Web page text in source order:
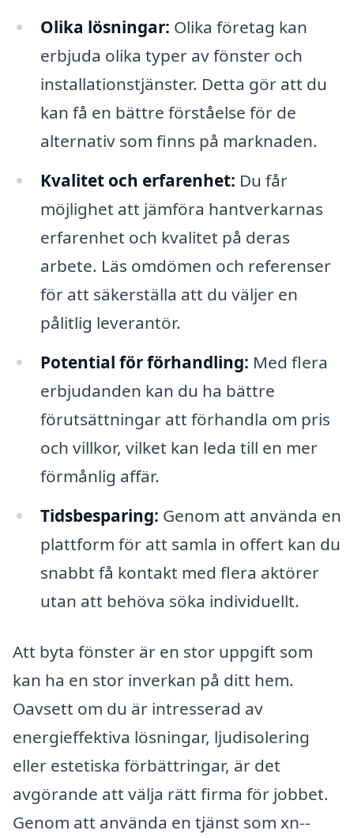
Olika lösningar: Olika företag kan
erbjuda olika typer av fönster och
installationstjänster. Detta gör att du
kan få en bättre förståelse för de
alternativ som finns på marknaden.
Kvalitet och erfarenhet: Du får
möjlighet att jämföra hantverkarnas
erfarenhet och kvalitet på deras
arbete. Läs omdömen och referenser
för att säkerställa att du väljer en
pålitlig leverantör.
Potential för förhandling: Med flera
erbjudanden kan du ha bättre
förutsättningar att förhandla om pris
och villkor, vilket kan leda till en mer
förmånlig affär.
Tidsbesparing: Genom att använda en
plattform för att samla in offert kan du
snabbt få kontakt med flera aktörer
utan att behöva söka individuellt.
Att byta fönster är en stor uppgift som
kan ha en stor inverkan på ditt hem.
Oavsett om du är intresserad av
energieffektiva lösningar, ljudisolering
eller estetiska förbättringar, är det
avgörande att välja rätt firma för jobbet.
Genom att använda en tjänst som xn--